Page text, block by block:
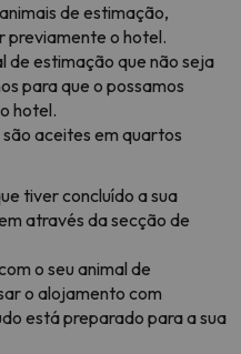
de estimação,
previamente o hotel.
de estimação que não seja
para que o possamos
hotel.
aceites em quartos
tiver concluído a sua
através da secção de
o seu animal de
o alojamento com
está preparado para a sua